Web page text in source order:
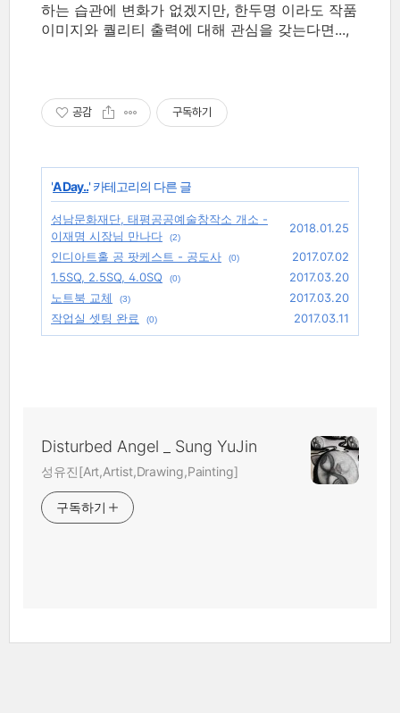
하는 습관에 변화가 없겠지만, 한두명 이라도 작품
이미지와 퀄리티 출력에 대해 관심을 갖는다면...,
공감 구독하기
'A Day..' 카테고리의 다른 글
성남문화재단, 태평공공예술창작소 개소 -
이재명 시장님 만나다
(2)
2018.01.25
인디아트홀 공 팟케스트 - 공도사
(0)
2017.07.02
1.5SQ, 2.5SQ, 4.0SQ
(0)
2017.03.20
노트북 교체
(3)
2017.03.20
작업실 셋팅 완료
(0) 2017.03.11
Disturbed Angel _ Sung YuJin
성유진[Art,Artist,Drawing,Painting]
구독하기